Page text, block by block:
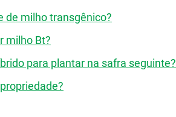
de milho transgênico?
milho Bt?
para plantar na safra seguinte?